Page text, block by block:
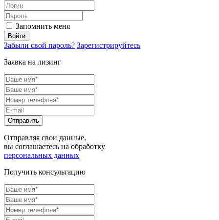
Запомнить меня
Забыли свой пароль? Зарегистрируйтесь
Заявка на лизинг
Отправляя свои данные,
вы соглашаетесь на обработку
персональных данных
Получить консультацию